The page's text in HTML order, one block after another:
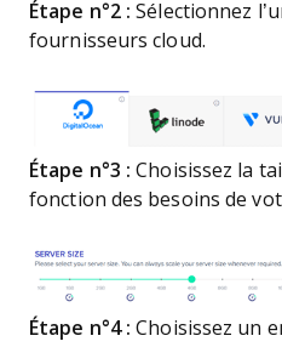
Étape n°2 :Sélectionnez
fournisseurs cloud.
Étape n°3 :Choisissez la
fonction des besoins de
Étape n°4 :Choisissez un